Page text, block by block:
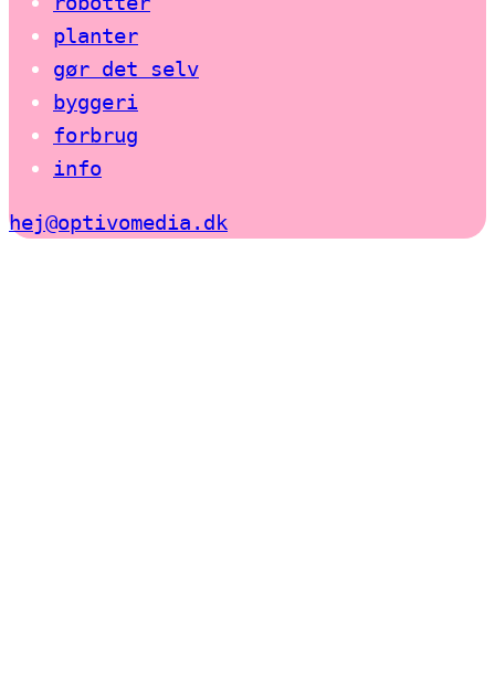
planter
gør det selv
byggeri
forbrug
info
hej@optivomedia.dk